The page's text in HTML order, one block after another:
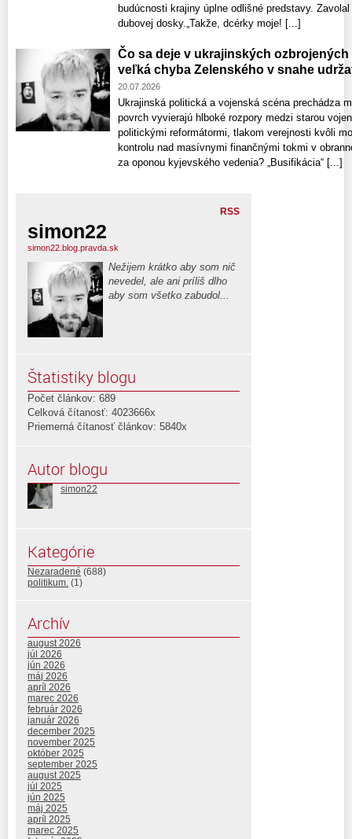
budúcnosti krajiny úplne odlišné predstavy.
dubovej dosky.„Takže, dcérky moje! [...]
Čo sa deje v ukrajinských
veľká chyba Zelenského v snahe
20.07.2026
Ukrajinská politická a vojenská scéna prechádza
povrch vyvierajú hlboké rozpory medzi starou
politickými reformátormi, tlakom verejnosti kvôli
kontrolu nad masívnymi finančnými tokmi v
za oponou kyjevského vedenia? „Busifikácia“ [...]
RSS
simon22
simon22.blog.pravda.sk
Nežijem krátko aby som nič
nevedel, ale ani príliš dlho
aby som všetko zabudol...
Štatistiky blogu
Počet článkov: 689
Celková čítanosť: 4023666x
Priemerná čítanosť článkov: 5840x
Autor blogu
simon22
Kategórie
Nezaradené (688)
politikum. (1)
Archív
august 2026
júl 2026
jún 2026
máj 2026
apríl 2026
marec 2026
február 2026
január 2026
december 2025
november 2025
október 2025
september 2025
august 2025
júl 2025
jún 2025
máj 2025
apríl 2025
marec 2025